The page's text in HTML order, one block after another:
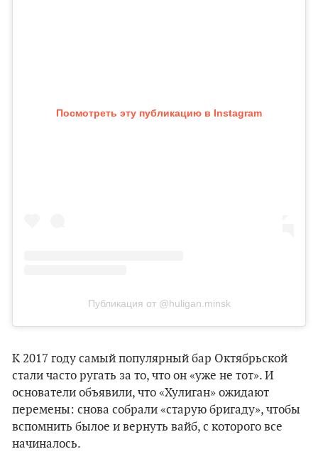
Посмотреть эту публикацию в Instagram
Публикация от @huligan.minsk
К 2017 году самый популярный бар Октябрьской
стали часто ругать за то, что он «уже не тот». И
основатели объявили, что «Хулиган» ожидают
перемены: снова собрали «старую бригаду», чтобы
вспомнить былое и вернуть вайб, с которого все
начиналось.